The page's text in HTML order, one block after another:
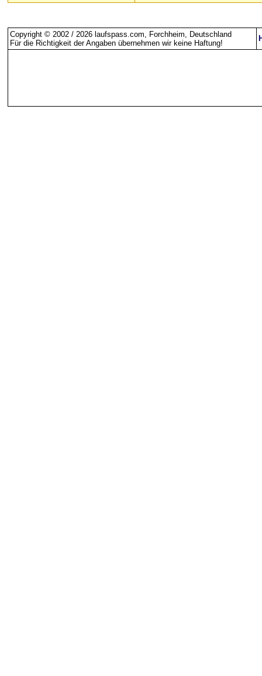
Copyright © 2002 / 2026 laufspass.com, Forchheim, Deutschland
Für die Richtigkeit der Angaben übernehmen wir keine Haftung!